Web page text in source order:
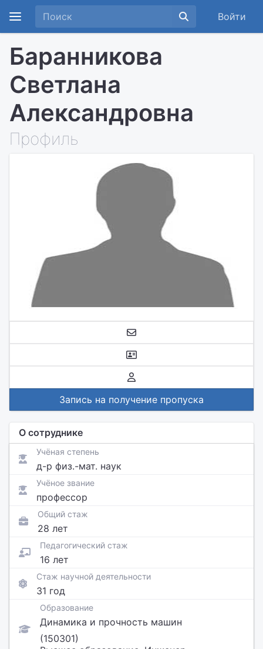
Войти
Баранникова
Светлана
Александровна
Профиль
Запись на получение пропуска
О сотруднике
Учёная степень
д-р физ.-мат. наук
Учёное звание
профессор
Общий стаж
28 лет
Педагогический стаж
16 лет
Стаж научной деятельности
31 год
Образование
Динамика и прочность машин
(150301)